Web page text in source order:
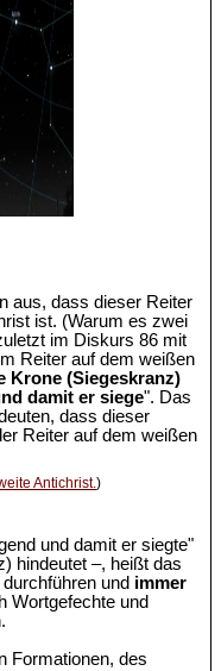
aus, dass dieser Reiter
ist. (Warum es zwei
im Diskurs 86 mit
Reiter auf dem weißen
Krone (Siegeskranz)
damit er siege". Das
dass dieser
Reiter auf dem weißen
Antichrist.)
und damit er siegte"
hindeutet –, heißt das
und immer
Wortgefechte und
Formationen, des